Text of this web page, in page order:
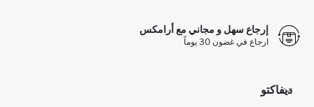
إرجاع سهل و مجاني مع أرامكس
ارجاع في غضون 30 يوماً
ديفاكتو